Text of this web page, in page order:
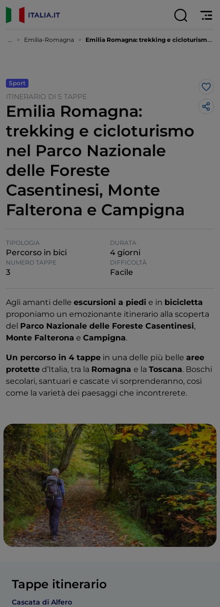
... Emilia-Romagna Emilia Romagna: trekking e cicloturismo nel Parco Nazionale delle Foreste Casentinesi, Monte Falterona e Campigna
Sport
ITINERARIO DI 5 TAPPE
Emilia Romagna:
trekking e cicloturismo
nel Parco Nazionale
delle Foreste
Casentinesi, Monte
Falterona e Campigna
TIPOLOGIA
Percorso in bici
DURATA
4 giorni
NUMERO TAPPE
3
DIFFICOLTÀ
Facile
Agli amanti delle escursioni a piedi e in bicicletta
proponiamo un emozionante itinerario alla scoperta
del Parco Nazionale delle Foreste Casentinesi,
Monte Falterona e Campigna.
Un percorso in 4 tappe in una delle più belle aree
protette d’Italia, tra la Romagna e la Toscana. Boschi
secolari, santuari e cascate vi sorprenderanno, così
come la varietà dei paesaggi che incontrerete.
Tappe itinerario
Cascata di Alfero